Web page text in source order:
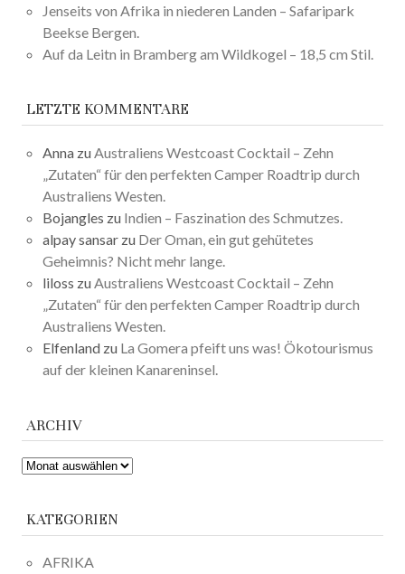
Jenseits von Afrika in niederen Landen – Safaripark
Beekse Bergen.
Auf da Leitn in Bramberg am Wildkogel – 18,5 cm Stil.
LETZTE KOMMENTARE
Anna zuAustraliens Westcoast Cocktail – Zehn
„Zutaten“ für den perfekten Camper Roadtrip durch
Australiens Westen.
Bojangles zu Indien – Faszination des Schmutzes.
alpay sansar zu Der Oman, ein gut gehütetes
Geheimnis? Nicht mehr lange.
liloss zuAustraliens Westcoast Cocktail – Zehn
„Zutaten“ für den perfekten Camper Roadtrip durch
Australiens Westen.
Elfenland zu La Gomera pfeift uns was! Ökotourismus
auf der kleinen Kanareninsel.
ARCHIV
ARCHIV
KATEGORIEN
AFRIKA